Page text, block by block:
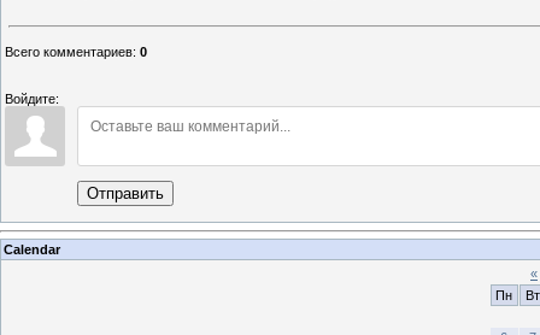
Всего комментариев: 0
Войдите:
Отправить
Calendar
«
Пн
Вт